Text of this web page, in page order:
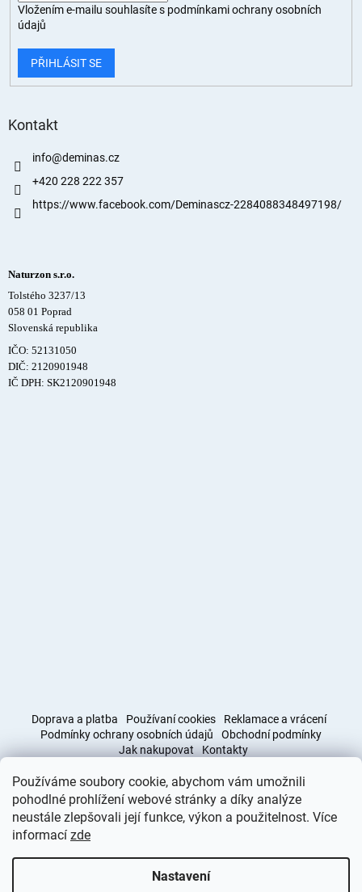
Používáme soubory cookie, abychom vám umožnili
pohodlné prohlížení webové stránky a díky analýze
neustále zlepšovali její funkce, výkon a použitelnost. Více
informací zde
Nastavení
Vložením e-mailu souhlasíte s podmínkami ochrany osobních
údajů
PŘIHLÁSIT SE
Kontakt
info@deminas.cz
+420 228 222 357
https://www.facebook.com/Deminascz-2284088348497198/
Naturzon s.r.o.
Tolstého 3237/13
058 01 Poprad
Slovenská republika
IČO: 52131050
DIČ: 2120901948
IČ DPH: SK2120901948
Doprava a platba Používaní cookies
Reklamace a vrácení
Podmínky ochrany osobních údajů
Obchodní podmínky
Jak nakupovat
Kontakty
Obchodní podmínky Doprava a platba